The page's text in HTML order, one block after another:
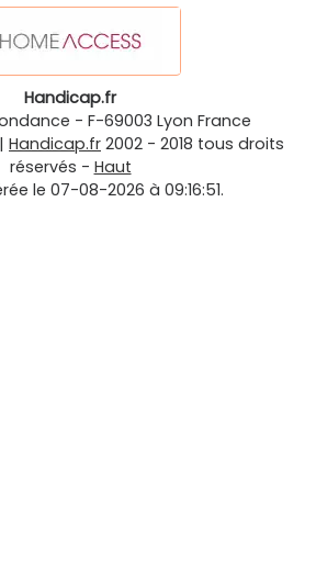
Handicap.fr
- F-69003 Lyon France
| Handicap.fr 2002 - 2018 tous droits
réservés - Haut
le 07-08-2026 à 09:16:51.